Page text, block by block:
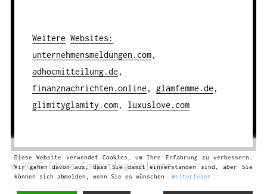
h
e
n
a
c
Weitere Websites :
unternehmensmeldungen.com,
adhocmitteilung.de ,
finanznachrichten.online , glamfemme.de ,
glimityglamity.com, luxuslove.com
© 2026Cloud ComputingCologne
Diese Website verwendet Cookies, um Ihre Erfahrung zu verbessern.
Wir gehen davon aus, dass Sie damit einverstanden sind, aber Sie
können sich abmelden, wenn Sie es wünschen. Weiterlesen